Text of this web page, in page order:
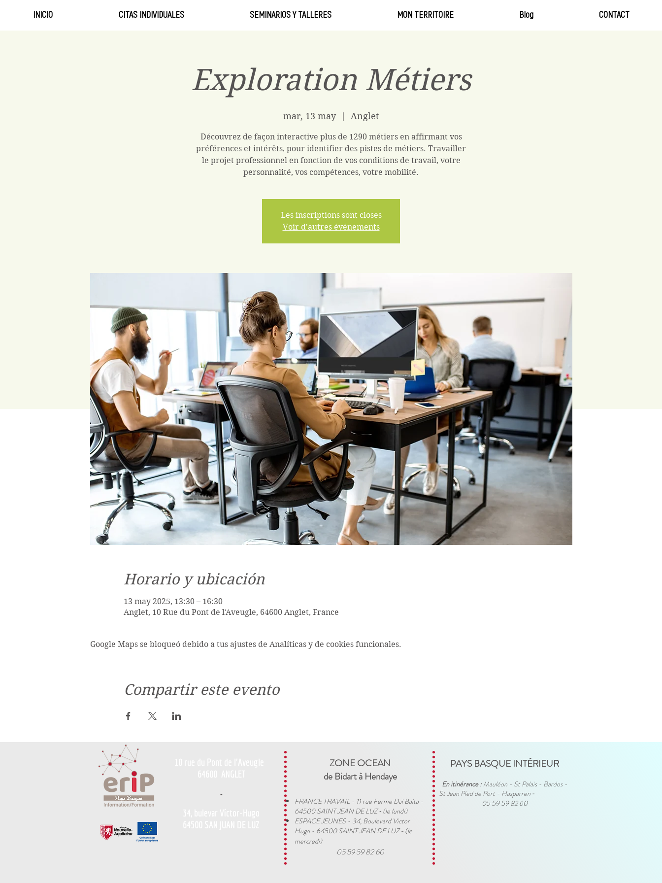
INICIO CITAS INDIVIDUALES SEMINARIOS Y TALLERES MON TERRITOIRE Blog CONTACT
Exploration Métiers
mar, 13 may
  |
Anglet
Découvrez de façon interactive plus de 1290 métiers en affirmant vos
préférences et intérêts, pour identifier des pistes de métiers. Travailler
le projet professionnel en fonction de vos conditions de travail, votre
personnalité, vos compétences, votre mobilité.
Les inscriptions sont closes
Voir d'autres événements
Horario y ubicación
13 may 2025, 13:30 – 16:30
Anglet, 10 Rue du Pont de l'Aveugle, 64600 Anglet, France
Google Maps se bloqueó debido a tus ajustes de Analíticas y de cookies funcionales.
Compartir este evento
-
ZONE OCEAN
de Bidart à Hendaye​
FRANCE TRAVAIL - 11 rue Ferme Dai Baita -
64500 SAINT JEAN DE LUZ​ - (le lundi)
ESPACE JEUNES - 34, Boulevard Victor
Hugo - 64500 SAINT JEAN DE LUZ- (le
mercredi)
05 59 59 82 60
PAYS BASQUE INTÉRIEUR
En itinérance :Mauléon - St Palais - Bardos -
St Jean Pied de Port - Hasparren -
05 59 59 82 60